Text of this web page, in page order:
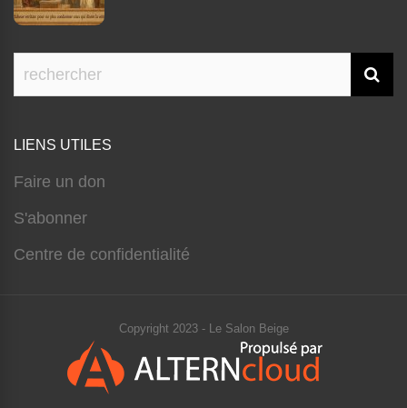
LIENS UTILES
Faire un don
S'abonner
Centre de confidentialité
Copyright 2023 - Le Salon Beige